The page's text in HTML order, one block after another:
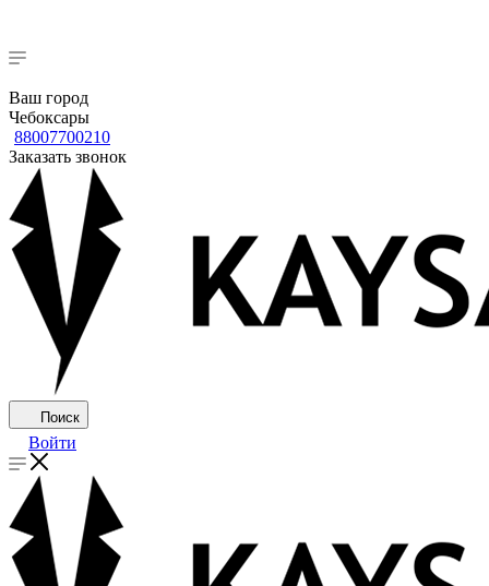
Ваш город
Чебоксары
88007700210
Заказать звонок
Поиск
Войти